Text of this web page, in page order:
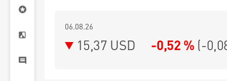
06.08.26
15,37 USD -0,52 % (-